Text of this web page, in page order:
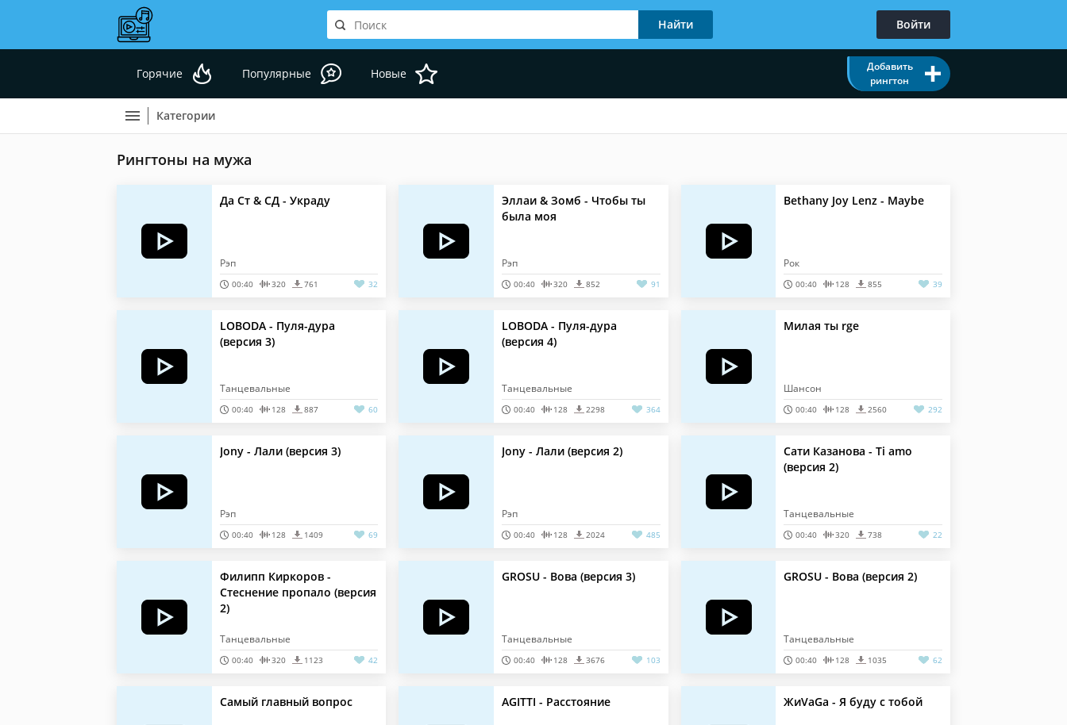
Войти
Горячие Популярные Новые
Добавить
рингтон
Категории
Рингтоны на мужа
Да Ст & СД - Украду
Рэп
00:40 320 761 32
Эллаи & Зомб - Чтобы ты
была моя
Рэп
00:40 320 852 91
Bethany Joy Lenz - Maybe
Рок
00:40 128 855 39
LOBODA - Пуля-дура
(версия 3)
Танцевальные
00:40 128 887 60
LOBODA - Пуля-дура
(версия 4)
Танцевальные
00:40 128 2298 364
Милая ты rge
Шансон
00:40 128 2560 292
Jony - Лали (версия 3)
Рэп
00:40 128 1409 69
Jony - Лали (версия 2)
Рэп
00:40 128 2024 485
Сати Казанова - Ti amo
(версия 2)
Танцевальные
00:40 320 738 22
Филипп Киркоров -
Стеснение пропало (версия
2)
Танцевальные
00:40 320 1123 42
GROSU - Вова (версия 3)
Танцевальные
00:40 128 3676 103
GROSU - Вова (версия 2)
Танцевальные
00:40 128 1035 62
Самый главный вопрос AGITTI - Расстояние ЖиVaGa - Я буду с тобой